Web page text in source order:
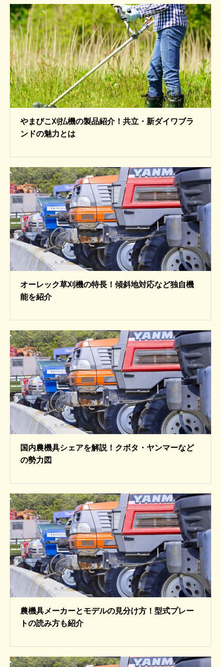
やまびこ刈払機の製品紹介！共立・新ダイワブラ
ンドの魅力とは
オーレック草刈機の特長！傾斜地対応など独自機
能を紹介
国内農機具シェアを解説！クボタ・ヤンマーなど
の勢力図
農機具メーカーとモデルの見分け方！型式プレー
トの読み方も紹介